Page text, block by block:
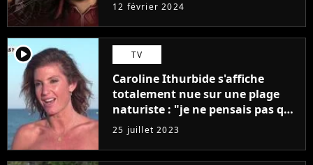
12 février 2024
player2 TV
Caroline Ithurbide s'affiche
totalement nue sur une plage
naturiste : "je ne pensais pas que
j'arriverais à le faire..."
25 juillet 2023